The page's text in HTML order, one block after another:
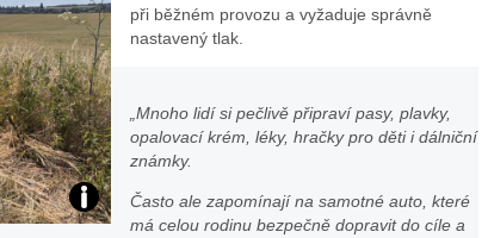
Škoda
při běžném provozu a vyžaduje správně
nastavený tlak.
„Mnoho lidí si pečlivě připraví pasy, plavky,
opalovací krém, léky, hračky pro děti i dálniční
známky.
Často ale zapomínají na samotné auto, které
má celou rodinu bezpečně dopravit do cíle a